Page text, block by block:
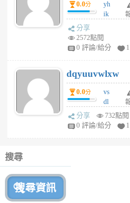
前
0.0分
yh
ik
tu
6
個
月
前
分享
2572點閱
0 評論/給分
1
dqyuuvwlxw
0.0分
vs
dl
sq
fy
分享
732點閱
0 評論/給分
1
搜尋